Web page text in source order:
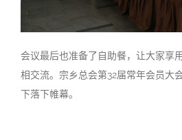
会议最后也准备了自助餐，让大家享
相交流。宗乡总会第32届常年会员大
下落下帷幕。